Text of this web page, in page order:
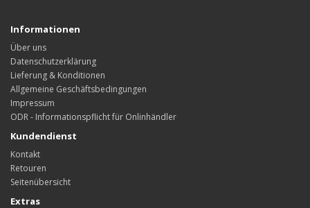
Informationen
Über uns
Datenschutzerklärung
Lieferung & Konditionen
Allgemeine Geschäftsbedingungen
Impressum
ODR - Informationspflicht für Onlinhändler
Kundendienst
Kontakt
Retouren
Seitenübersicht
Extras